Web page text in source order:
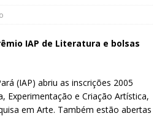
IAP de Literatura e bolsas
(IAP) abriu as inscrições 2005
Experimentação e Criação Artística,
em Arte. Também estão abertas